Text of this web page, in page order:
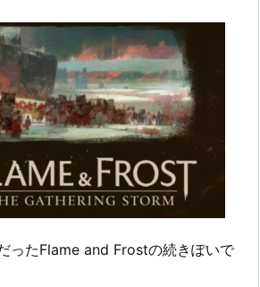
ったFlame and Frostの続きぽいで